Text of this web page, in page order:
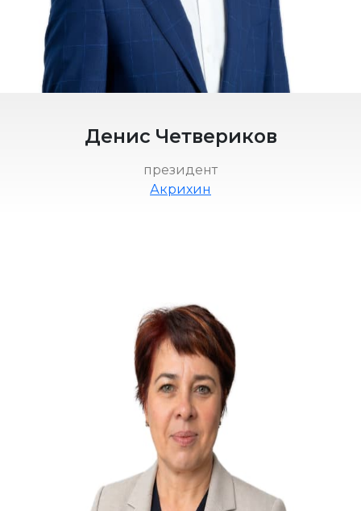
Денис Четвериков
президент
Акрихин